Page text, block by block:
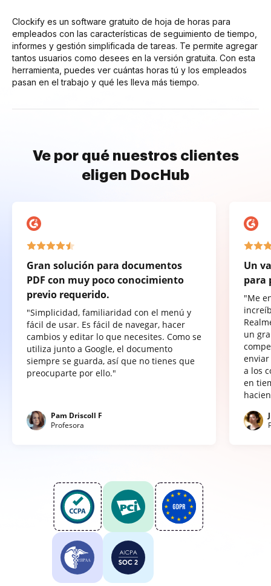
Clockify es un software gratuito de hoja de horas para
empleados con las características de seguimiento de tiempo,
informes y gestión simplificada de tareas. Te permite agregar
tantos usuarios como desees en la versión gratuita. Con esta
herramienta, puedes ver cuántas horas tú y los empleados
pasan en el trabajo y qué les lleva más tiempo.
Ve por qué nuestros clientes
eligen DocHub
Gran solución para documentos
PDF con muy poco conocimiento
previo requerido.
"Simplicidad, familiaridad con el menú y
fácil de usar. Es fácil de navegar, hacer
cambios y editar lo que necesites. Como se
utiliza junto a Google, el documento
siempre se guarda, así que no tienes que
preocuparte por ello."
Pam Driscoll F
Profesora
Un
para
"Me
un
a los
en